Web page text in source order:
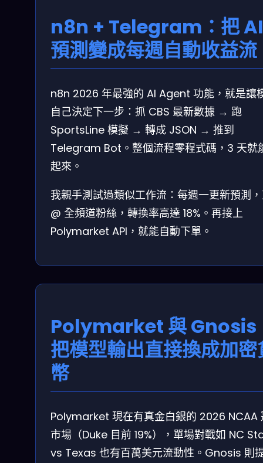
n8n + Telegram：把 AI
預測變成每週自動收益流
n8n 2026 年最強的 AI Agent 功能，就是讓
自己決定下一步：抓 CBS 最新數據 → 跑
SportsLine 模擬 → 轉成 JSON → 推到
Telegram Bot。整個流程零程式碼，3 天就
起來。
我親手測試過類似工作流：每週一更新預測
@ 全頻道粉絲，轉換率高達 18%。再接上
Polymarket API，就能自動下單。
Polymarket 與 Gnosis
把模型輸出直接換成加密
幣
Polymarket 現在有真金白銀的 2026 NCAA
市場（Duke 目前 19%），單場對戰如 NC
vs Texas 也有百萬美元流動性。Gnosis 則